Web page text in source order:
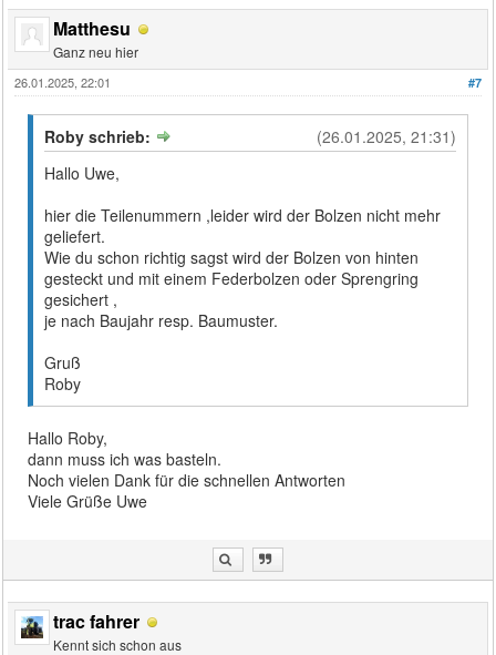
Matthesu
Ganz neu hier
#7
26.01.2025, 22:01
(26.01.2025, 21:31)
Roby schrieb:
Hallo Uwe,
hier die Teilenummern ,leider wird der Bolzen nicht mehr
geliefert.
Wie du schon richtig sagst wird der Bolzen von hinten
gesteckt und mit einem Federbolzen oder Sprengring
gesichert ,
je nach Baujahr resp. Baumuster.
Gruß
Roby
Hallo Roby,
dann muss ich was basteln.
Noch vielen Dank für die schnellen Antworten
Viele Grüße Uwe
trac fahrer
Kennt sich schon aus